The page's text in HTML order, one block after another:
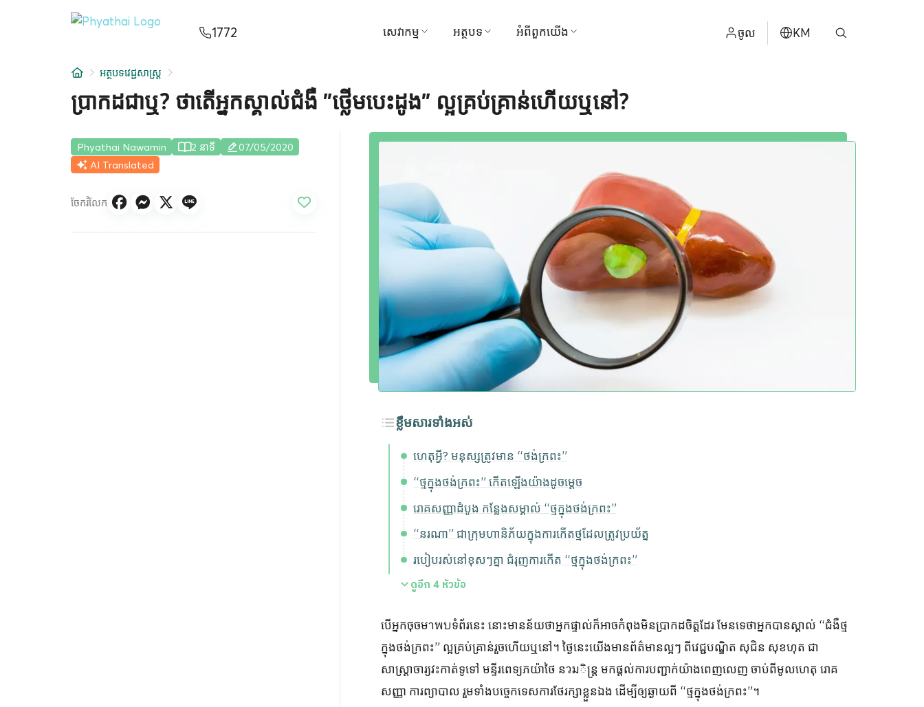
1772 សេវាកម្ម
ការណាត់ជួបសៀវភៅ
មគ្គុទ្ទេសក៍អ្នកជម្ងឺ និងភ្ញៀវ
មជ្ឈមណ្ឌល
ការទូទាត់
អត្ថបទ
វីដេអូ
ទីបន្ទាល់
អំពីពួកយើង
ចក្ខុវិស័យ និងបេសកកម្ម
ការគ្រប់គ្រង
ទាក់ទងមកយើងខ្ញុំ
ព័ត៌មាន
សកម្មភាព
ចូល KM
中文
ไทย
សាខាមន្ទីរពេទ្យ
អត្ថបទវេជ្ជសាស្ត្រ
ប្រាកដជាឬ? ថាតើអ្នកស្គាល់ជំងឺ "ថ្លើមបេះដូង" ល្អគ្រប់គ្រាន់ហើយឬនៅ?
Phyathai Nawamin 2 នាទី
07/05/2020
AI Translated
ចែករំលែក
ខ្លឹមសារទាំងអស់
ហេតុអ្វី? មនុស្សត្រូវមាន “ថង់ក្រពះ”
“ថ្មក្នុងថង់ក្រពះ” កើតឡើងយ៉ាងដូចម្តេច
រោគសញ្ញាដំបូង កន្លែងសម្គាល់ “ថ្មក្នុងថង់ក្រពះ”
“នរណា” ជាក្រុមហានិភ័យក្នុងការកើតថ្មដែលត្រូវប្រយ័ត្ន
របៀបរស់នៅខុសៗគ្នា ជំរុញការកើត “ថ្មក្នុងថង់ក្រពះ”
ดูอีก 4หัวข้อ
បើអ្នកចុចមาพบទំព័រនេះ នោះមានន័យថាអ្នកផ្ទាល់ក៏អាចកំពុងមិនប្រាកដចិត្តដែរ មែនទេថាអ្នកបានស្គាល់ “ជំងឺថ្ម
ក្នុងថង់ក្រពះ” ល្អគ្រប់គ្រាន់រួចហើយឬនៅ។ ថ្ងៃនេះយើងមានព័ត៌មានល្អៗ ពីវេជ្ជបណ្ឌិត សុជិន សុខហុត ជា
សាស្រ្តាចារ្យវះកាត់ទូទៅ មន្ទីរពេទ្យភយ៉ាថៃ នวมិន្ត្រ មកផ្តល់ការបញ្ជាក់យ៉ាងពេញលេញ ចាប់ពីមូលហេតុ រោគ
សញ្ញា ការព្យាបាល រួមទាំងបច្ចេកទេសការថែរក្សាខ្លួនឯង ដើម្បីឲ្យឆ្ងាយពី “ថ្មក្នុងថង់ក្រពះ”។